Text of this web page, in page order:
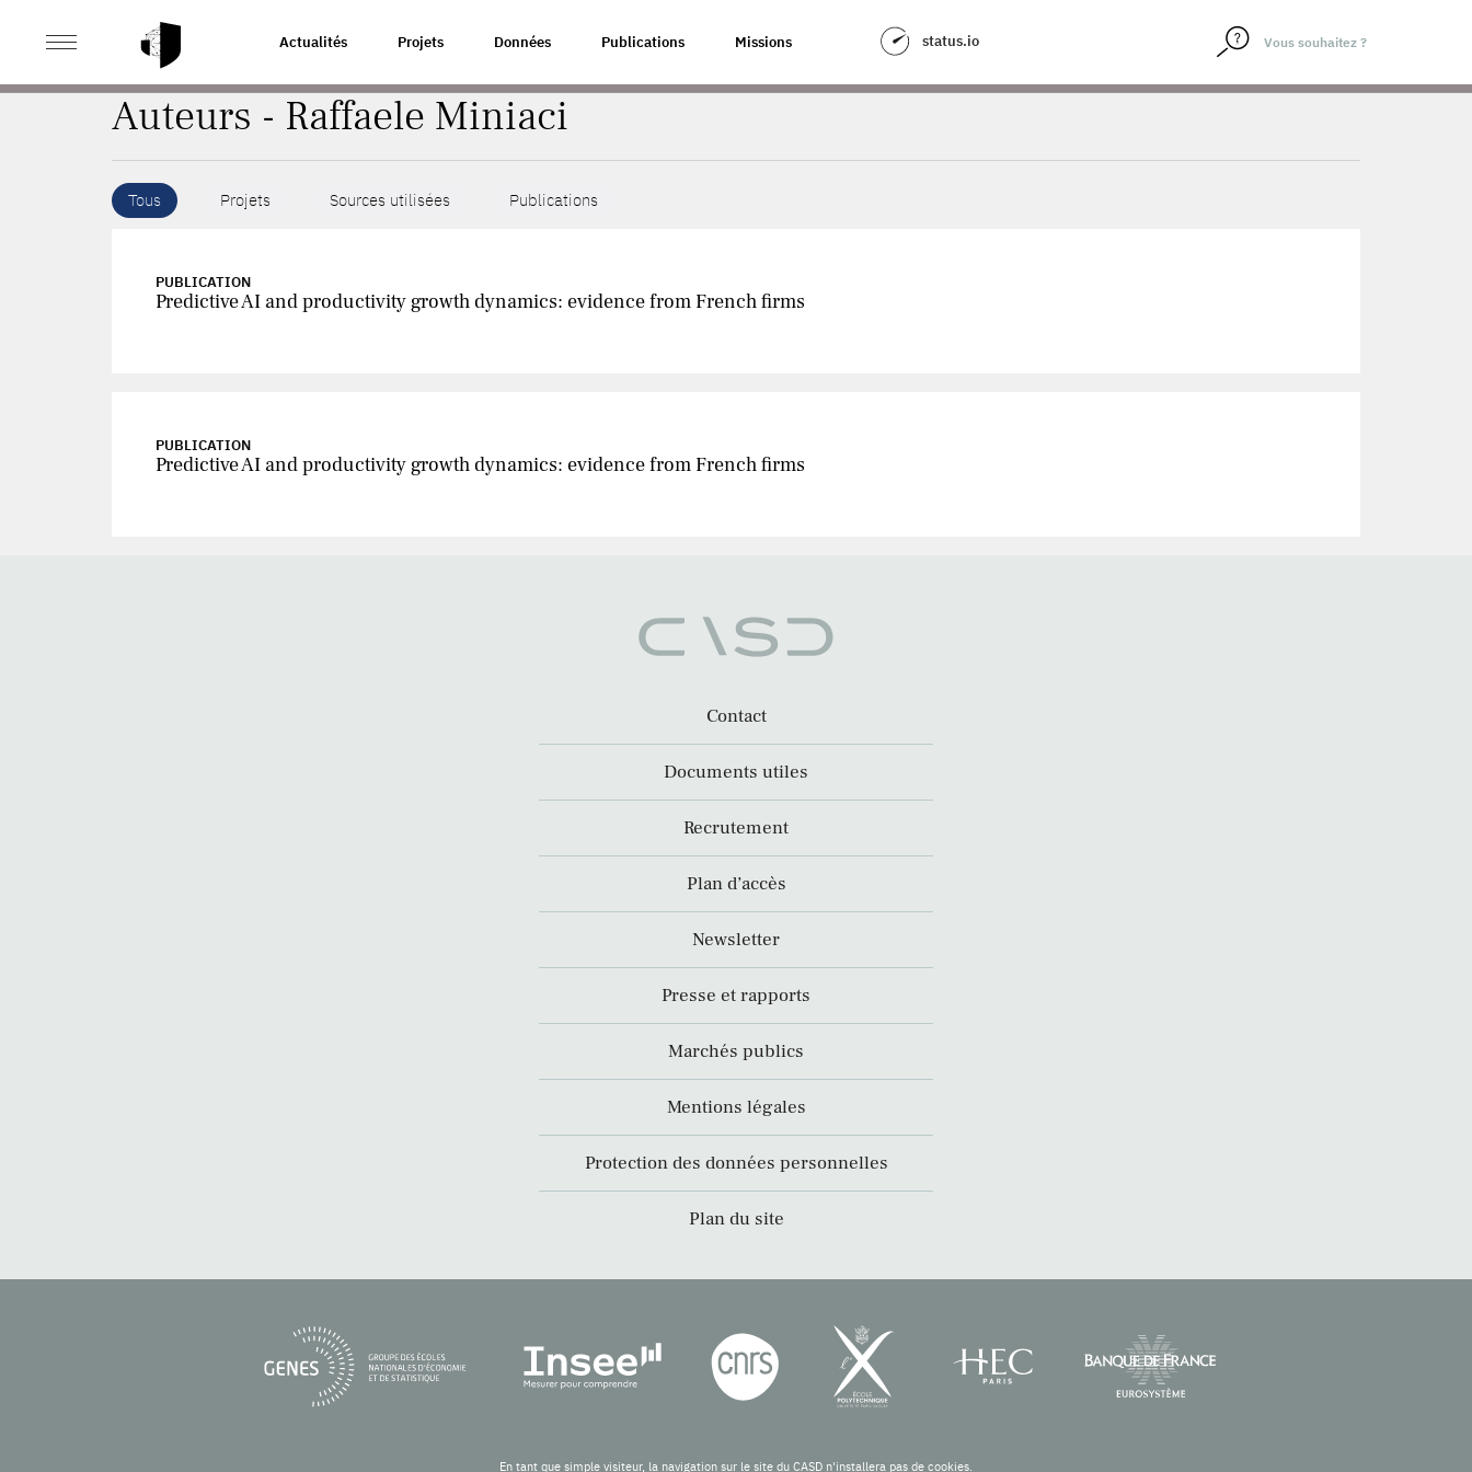
Actualités Projets Données Publications Missions status.io
ACCUEIL
Auteurs - Raffaele Miniaci
Tous Projets Sources utilisées Publications
PUBLICATION
Predictive AI and productivity growth dynamics: evidence from French firms
PUBLICATION
Predictive AI and productivity growth dynamics: evidence from French firms
Contact
Documents utiles
Recrutement
Plan d’accès
Newsletter
Presse et rapports
Marchés publics
Mentions légales
Protection des données personnelles
Plan du site
En tant que simple visiteur, la navigation sur le site du CASD n'installera pas de cookies.